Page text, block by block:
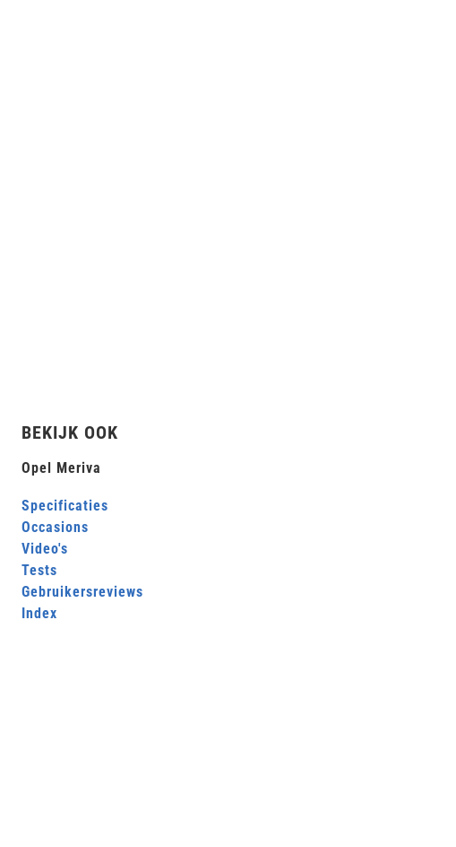
BEKIJK OOK
Opel Meriva
Specificaties
Occasions
Video's
Tests
Gebruikersreviews
Index